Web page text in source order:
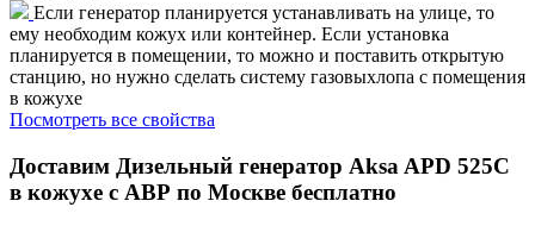
Если генератор планируется устанавливать на улице, то
ему необходим кожух или контейнер. Если установка
планируется в помещении, то можно и поставить открытую
станцию, но нужно сделать систему газовыхлопа с помещения
в кожухе
Посмотреть все свойства
Доставим Дизельный генератор Aksa APD 525C
в кожухе с АВР по Москве бесплатно